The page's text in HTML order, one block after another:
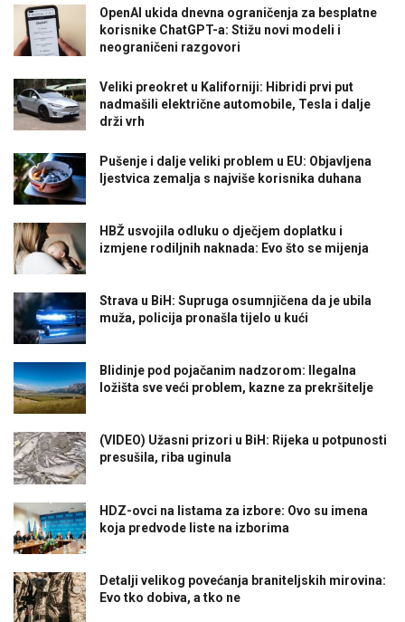
OpenAI ukida dnevna ograničenja za besplatne
korisnike ChatGPT-a: Stižu novi modeli i
neograničeni razgovori
Veliki preokret u Kaliforniji: Hibridi prvi put
nadmašili električne automobile, Tesla i dalje
drži vrh
Pušenje i dalje veliki problem u EU: Objavljena
ljestvica zemalja s najviše korisnika duhana
HBŽ usvojila odluku o dječjem doplatku i
izmjene rodiljnih naknada: Evo što se mijenja
Strava u BiH: Supruga osumnjičena da je ubila
muža, policija pronašla tijelo u kući
Blidinje pod pojačanim nadzorom: Ilegalna
ložišta sve veći problem, kazne za prekršitelje
(VIDEO) Užasni prizori u BiH: Rijeka u potpunosti
presušila, riba uginula
HDZ-ovci na listama za izbore: Ovo su imena
koja predvode liste na izborima
Detalji velikog povećanja braniteljskih mirovina:
Evo tko dobiva, a tko ne